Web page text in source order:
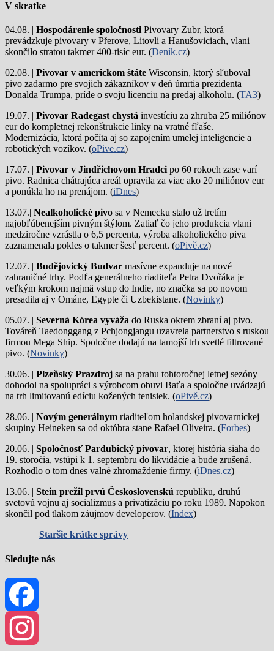
V skratke
04.08. | Hospodárenie spoločnostiPivovary Zubr, ktorá
prevádzkuje pivovary v Přerove, Litovli a Hanušoviciach, vlani
skončilo stratou takmer 400-tisíc eur. (Deník.cz)
02.08. | Pivovar v americkom štáte Wisconsin, ktorý sľuboval
pivo zadarmo pre svojich zákazníkov v deň úmrtia prezidenta
Donalda Trumpa, príde o svoju licenciu na predaj alkoholu. (TA3)
19.07. | Pivovar Radegast chystá investíciu za zhruba 25 miliónov
eur do kompletnej rekonštrukcie linky na vratné fľaše.
Modernizácia, ktorá počíta aj so zapojením umelej inteligencie a
robotických vozíkov. (oPive.cz)
17.07. | Pivovar v Jindřichovom Hradcipo 60 rokoch zase varí
pivo. Radnica chátrajúca areál opravila za viac ako 20 miliónov eur
a ponúkla ho na prenájom. (iDnes)
13.07.| Nealkoholické pivo sa v Nemecku stalo už tretím
najobľúbenejším pivným štýlom. Zatiaľ čo jeho produkcia vlani
medziročne vzrástla o 6,5 percenta, výroba alkoholického piva
zaznamenala pokles o takmer šesť percent. (oPivě.cz)
12.07. | Budějovický Budvar masívne expanduje na nové
zahraničné trhy. Podľa generálneho riaditeľa Petra Dvořáka je
veľkým krokom najmä vstup do Indie, no značka sa po novom
presadila aj v Ománe, Egypte či Uzbekistane. (Novinky)
05.07. | Severná Kórea vyváža do Ruska okrem zbraní aj pivo.
Továreň Taedonggang z Pchjongjangu uzavrela partnerstvo s ruskou
firmou Mega Ship. Spoločne dodajú na tamojší trh svetlé filtrované
pivo. (Novinky)
30.06. | Plzeňský Prazdroj sa na prahu tohtoročnej letnej sezóny
dohodol na spolupráci s výrobcom obuvi Baťa a spoločne uvádzajú
na trh limitovanú edíciu kožených tenisiek. (oPivě.cz)
28.06. | Novým generálnym riaditeľom holandskej pivovarníckej
skupiny Heineken sa od októbra stane Rafael Oliveira. (Forbes)
20.06. | Spoločnosť Pardubický pivovar, ktorej história siaha do
19. storočia, vstúpi k 1. septembru do likvidácie a bude zrušená.
Rozhodlo o tom dnes valné zhromaždenie firmy. (iDnes.cz)
13.06. | Stein prežil prvú Československú republiku, druhú
svetovú vojnu aj socializmus a privatizáciu po roku 1989. Napokon
skončil pod tlakom záujmov developerov. (Index)
Staršie krátke správy
Sledujte nás
Facebook